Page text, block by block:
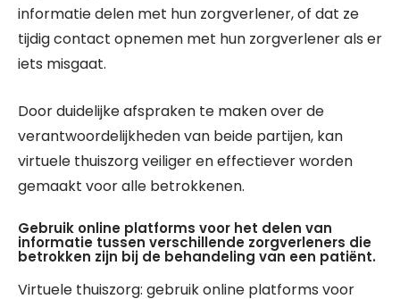
informatie delen met hun zorgverlener, of dat ze
tijdig contact opnemen met hun zorgverlener als er
iets misgaat.
Door duidelijke afspraken te maken over de
verantwoordelijkheden van beide partijen, kan
virtuele thuiszorg veiliger en effectiever worden
gemaakt voor alle betrokkenen.
Gebruik online platforms voor het delen van
informatie tussen verschillende zorgverleners die
betrokken zijn bij de behandeling van een patiënt.
Virtuele thuiszorg: gebruik online platforms voor